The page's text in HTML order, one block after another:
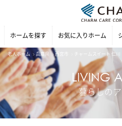
ホームを探す お気に入りホーム
老人ホーム 兵庫県 西宮市 チャームスイート 仁川
LIVING
暮らしの